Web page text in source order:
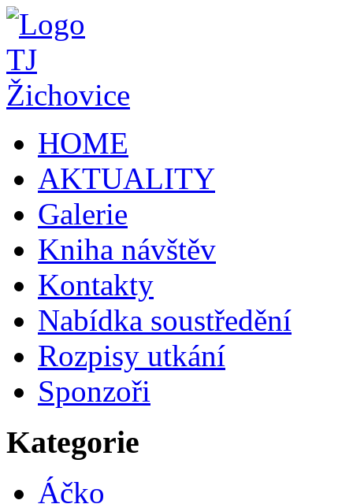
HOME
AKTUALITY
Galerie
Kniha návštěv
Kontakty
Nabídka soustředění
Rozpisy utkání
Sponzoři
Kategorie
Áčko